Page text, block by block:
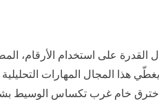
القدرة على استخدام
هذا المجال المهارات
اخترق خام غرب تكساس الوسيط